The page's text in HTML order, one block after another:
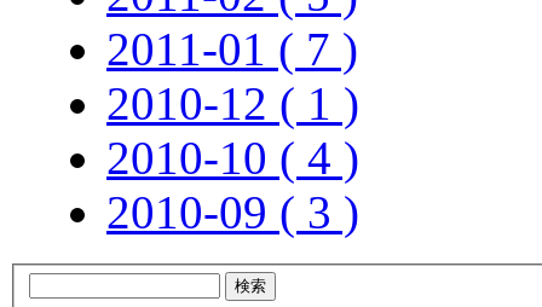
2011-01 ( 7 )
2010-12 ( 1 )
2010-10 ( 4 )
2010-09 ( 3 )